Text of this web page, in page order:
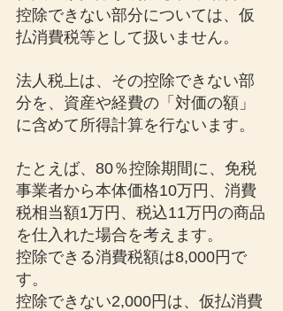
控除できない部分については、仮
払消費税等として扱いません。
法人税上は、その控除できない部
分を、資産や経費の「対価の額」
に含めて所得計算を行ないます。
たとえば、80％控除期間に、免税
事業者から本体価格10万円、消費
税相当額1万円、税込11万円の商品
を仕入れた場合を考えます。
控除できる消費税額は8,000円で
す。
控除できない2,000円は、仮払消費